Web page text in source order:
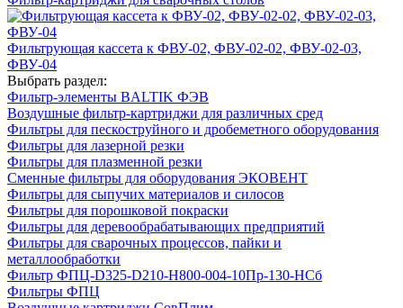
Фильтрующая кассета к ФВУ-02, ФВУ-02-02, ФВУ-02-03,
ФВУ-04
Выбрать раздел:
Фильтр-элементы BALTIK ФЭВ
Воздушные фильтр-картриджи для различных сред
Фильтры для пескоструйного и дробеметного оборудования
Фильтры для лазерной резки
Фильтры для плазменной резки
Сменные фильтры для оборудования ЭКОВЕНТ
Фильтры для сыпучих материалов и силосов
Фильтры для порошковой покраски
Фильтры для деревообрабатывающих предприятий
Фильтры для сварочных процессов, пайки и
металлообработки
Фильтр ФПЦ-D325-D210-H800-004-10Пр-130-НСб
Фильтры ФПЦ